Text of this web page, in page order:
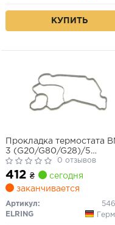
КУПИТЬ
Прокладка термостата
3 (G20/G80/G28)/5
(G30/F90)/7 (G11/G12) 16-
B57 D30
0 отзывов
412 ₴
сегодня
заканчивается
Артикул:
ELRING